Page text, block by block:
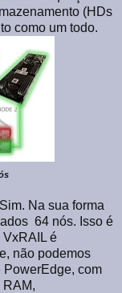
(HDs
como um todo.
Na sua forma
64 nós. Isso é
VxRAIL é
não podemos
PowerEdge, com
RAM,